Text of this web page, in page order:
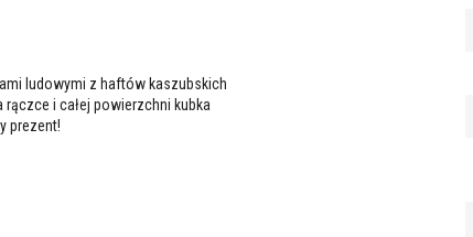
ludowymi z haftów kaszubskich
i całej powierzchni kubka
prezent!